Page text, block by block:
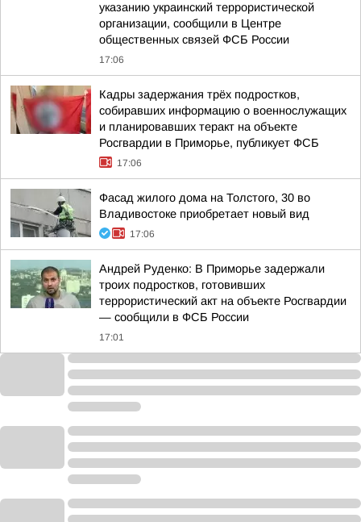
указанию украинский террористической
организации, сообщили в Центре
общественных связей ФСБ России
17:06
Кадры задержания трёх подростков,
собиравших информацию о военнослужащих
и планировавших теракт на объекте
Росгвардии в Приморье, публикует ФСБ
17:06
Фасад жилого дома на Толстого, 30 во
Владивостоке приобретает новый вид
17:06
Андрей Руденко: В Приморье задержали
троих подростков, готовивших
террористический акт на объекте Росгвардии
— сообщили в ФСБ России
17:01